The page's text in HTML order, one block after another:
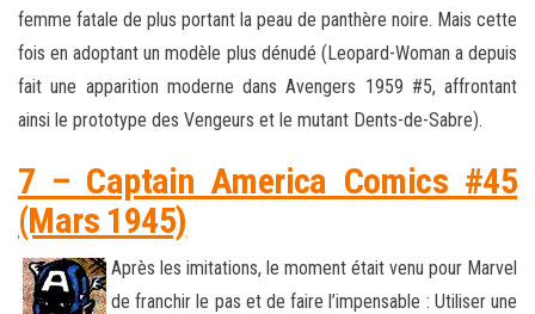
femme fatale de plus portant la peau de panthère noire. Mais cette
fois en adoptant un modèle plus dénudé (Leopard-Woman a depuis
fait une apparition moderne dans Avengers 1959 #5, affrontant
ainsi le prototype des Vengeurs et le mutant Dents-de-Sabre).
7 – Captain America Comics #45
(Mars 1945)
Après les imitations, le moment était venu pour Marvel
de franchir le pas et de faire l’impensable : Utiliser une